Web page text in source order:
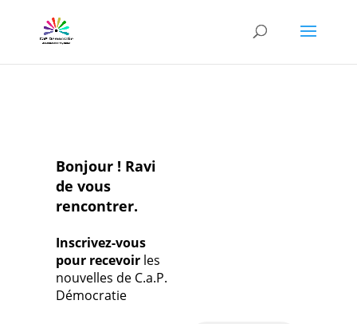
Bonjour ! Ravi
de vous
rencontrer.
Inscrivez-vous
pour recevoir les
nouvelles de C.a.P.
Démocratie